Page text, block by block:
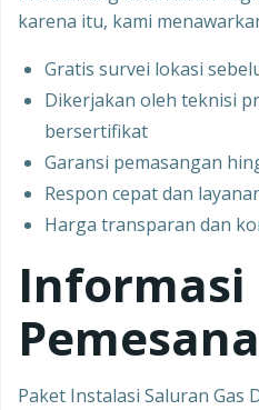
karena itu, kami
Gratis survei lokasi
Dikerjakan oleh teknisi
bersertifikat
Garansi pemasangan
Respon cepat dan
Harga transparan dan
Informasi
Paket Instalasi Saluran Gas